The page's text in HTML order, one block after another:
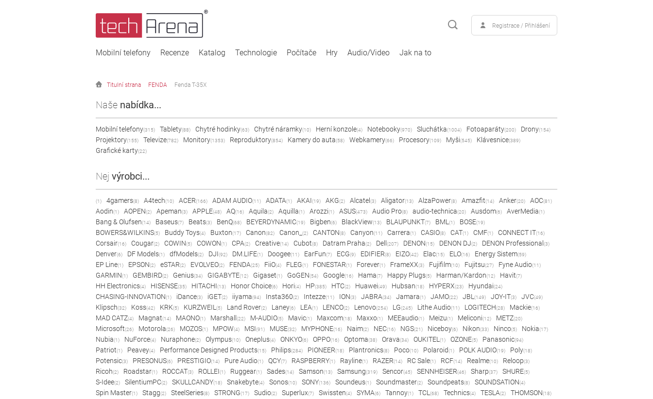
Registrace / Přihlášení
Mobilní telefony Recenze Katalog Technologie Počítače Hry Audio/Video Jak na to
Titulní strana FENDA Fenda T-35X
Naše nabídka...
Mobilní telefony(315) Tablety(88) Chytré hodinky(63) Chytré náramky(10) Herní konzole(4) Notebooky(970) Sluchátka(1004) Fotoaparáty(200) Drony(154)
Projektory(155) Televize(782) Monitory(1353) Reproduktory(854) Kamery do auta(58) Webkamery(66) Procesory(109) Myši(545) Klávesnice(389)
Grafické karty(22)
Nej výrobci...
(1) 4gamers(8) A4tech(10) ACER(166) ADAM AUDIO(11) ADATA(1) AKAI(19) AKG(2) Alcatel (3) Aligator(13) AlzaPower(8) Amazfit(14) Anker(20) AOC(81)
Aodin(1) AOPEN(2) Apeman(3) APPLE(48) AQ(16) Aquila(2) Aquilla(1) Arozzi(1) ASUS(473) Audio Pro(8) audio-technica(20) Ausdom(6) AverMedia(1)
Bang & Olufsen(14) Baseus(7) Beats(3) BenQ(68) BEYERDYNAMIC(19) Bigben(6) BlackView(13) BLAUPUNKT(7) BML(1) BOSE(19)
BOWERS&WILKINS(5) Buddy Toys(4) Buxton(17) Canon(82) Canon_ (2) CANTON(8) Canyon(11) Carrera(1) CASIO(8) CAT(1) CMF(1) CONNECT IT(16)
Corsair(16) Cougar(2) COWIN(5) COWON(1) CPA(2) Creative(14) Cubot(8) Datram Praha(2) Dell (207) DENON(15) DENON DJ(2) DENON Professional (3)
Denver(6) DF Models(1) dfModels(2) DJI(92) DM.LIFE(1) Doogee(11) EarFun(7) ECG(9) EDIFIER(8) EIZO(42) Elac(15) ELO(16) Energy Sistem(59)
EP Line(1) EPSON(2) eSTAR(2) EVOLVEO(2) FENDA(25) FiiO(4) FLEG(1) FONESTAR(1) Forever(1) FrameXX(3) Fujifilm(10) Fujitsu(27) Fyne Audio(11)
GARMIN(1) GEMBIRD(2) Genius(34) GIGABYTE(12) Gigaset(1) GoGEN(54) Google(16) Hama(7) Happy Plugs(5) Harman/Kardon(12) Havit(7)
HH Electronics(4) HISENSE(35) HITACHI(13) Honor Choice(6) Hori(4) HP(385) HTC(2) Huawei(49) Hubsan(18) HYPERX(23) Hyundai(24)
CHASING-INNOVATION(1) iDance(3) iGET(2) iiyama(94) Insta360(2) Intezze(11) ION(3) JABRA(34) Jamara(1) JAMO(22) JBL(149) JOY-IT(3) JVC(49)
Klipsch(32) Koss(42) KRK(5) KURZWEIL(5) Land Rover(2) Laney(6) LEA(1) LENCO(2) Lenovo(254) LG(245) Lithe Audio(11) LOGITECH(28) Mackie(16)
MAD CATZ(4) Magnat(14) MAONO(1) Marshall (22) M-AUDIO(5) Mavic(1) Maxcom(18) Maxxo(1) MEEaudio(1) Meizu(1) Meliconi(12) METZ(20)
Microsoft(26) Motorola(26) MOZOS(1) MPOW(4) MSI(91) MUSE(32) MYPHONE(16) Naim(2) NEC(16) NGS(21) Niceboy(6) Nikon(33) Ninco(5) Nokia(17)
Nubia(1) NuForce(4) Nuraphone(2) Olympus(10) Oneplus(4) ONKYO(6) OPPO(16) Optoma(38) Orava(34) OUKITEL(1) OZONE(5) Panasonic(94)
Patriot(1) Peavey(4) Performance Designed Products(15) Philips(284) PIONEER(18) Plantronics(8) Poco(10) Polaroid(1) POLK AUDIO(19) Poly(18)
Potensic(3) PRESONUS(6) PRESTIGIO(14) Pure Audio(1) QCY(7) RASPBERRY(1) Rayline(1) RAZER(14) RC Sale(1) RCF(14) Realme(10) Reloop(3)
Ricoh(2) Roadstar(1) ROCCAT(3) ROLLEI(1) Ruggear(1) Sades(14) Samson(13) Samsung(319) Sencor(45) SENNHEISER(46) Sharp(37) SHURE(5)
S-Idee(2) SilentiumPC(2) SKULLCANDY(18) Snakebyte(4) Sonos(10) SONY(136) Soundeus(1) Soundmaster(2) Soundpeats(8) SOUNDSATION(4)
Spin Master(1) Stagg(2) SteelSeries(8) STRONG(17) Sudio(2) Superlux(7) Swissten(4) SYMA(6) Tannoy(1) TCL(68) Technics(4) TESLA(2) THOMSON(18)